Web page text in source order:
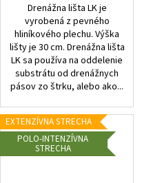
Drenážna lišta LK je
vyrobená z pevného
hliníkového plechu. Výška
lišty je 30 cm. Drenážna lišta
LK sa používa na oddelenie
substrátu od drenážnych
pásov zo štrku, alebo ako...
EXTENZÍVNA STRECHA
POLO-INTENZÍVNA
STRECHA